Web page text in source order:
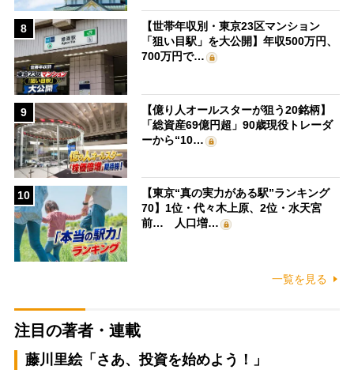
8
【世帯年収別・東京23区マンション
「狙い目駅」を大公開】年収500万円、
700万円で…
9
【億り人オールスターが狙う20銘柄】
「総資産69億円超」90歳現役トレーダ
ーから“10…
10
【東京“真の実力がある駅”ランキング
70】1位・代々木上原、2位・水天宮
前… 人口増…
一覧を見る
注目の著者・連載
藤川里絵「さあ、投資を始めよう！」